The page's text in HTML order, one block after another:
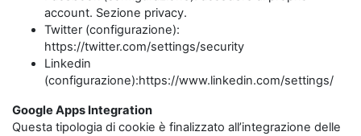
account. Sezione privacy.
Twitter (configurazione):
https://twitter.com/settings/security
Linkedin
(configurazione):https://www.linkedin.com/settings/
Google Apps Integration
Questa tipologia di cookie è finalizzato all’integrazione delle